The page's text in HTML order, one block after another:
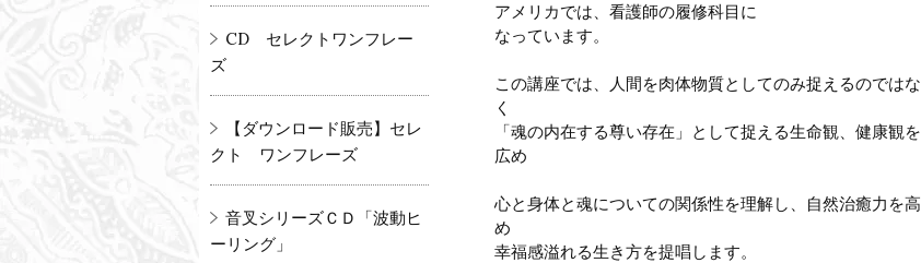
アメリカでは、看護師の履修科目に
なっています。
この講座では、人間を肉体物質としてのみ捉えるのではな
く
「魂の内在する尊い存在」として捉える生命観、健康観を
広め
心と身体と魂についての関係性を理解し、自然治癒力を高
め
幸福感溢れる生き方を提唱します。
CD セレクトワンフレー
ズ
【ダウンロード販売】セレ
クト ワンフレーズ
音叉シリーズＣＤ「波動ヒ
ーリング」